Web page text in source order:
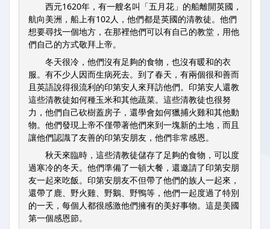
西元1620年，有一艘名叫「五月花」的船離開英國，
航向美洲，船上有102人，他們都是英國的清教徒。他們
想要尋找一個地方，在那裡他們可以有自己的教堂，用他
們自己的方式敬拜上帝。
冬天很冷，他們沒有足夠的食物，也沒有暖和的衣
服。有不少人因而生病死去。到了春天，有兩個很和善而
且英語說得很流利的印第安人來拜訪他們。印第安人還教
這些清教徒如何種玉米和其他蔬菜。這些清教徒也很努
力，他們自己砍樹蓋房子，還學會如何獵捕火雞和其他動
物。他們發現上帝不僅帶著他們來到一塊新的土地，而且
讓他們認識了友善的印第安朋友，他們非常感恩。
秋天來臨時，這些清教徒儲存了足夠的食物，可以度
過寒冷的冬天。他們準備了一頓大餐，還邀請了印第安朋
友一起來吃飯。印第安朋友不但帶了他們的族人一起來，
還帶了鹿、野火雞、野鵝、野鴨等，他們一起度過了特別
的一天，每個人都很感激他們擁有的美好事物。這是美國
第一個感恩節。